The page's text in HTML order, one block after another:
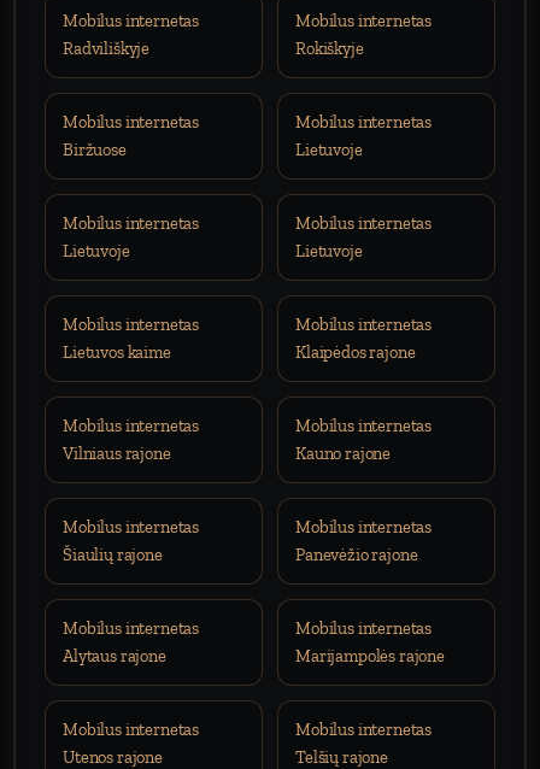
Mobilus internetas
Radviliškyje
Mobilus internetas
Rokiškyje
Mobilus internetas
Biržuose
Mobilus internetas
Lietuvoje
Mobilus internetas
Lietuvoje
Mobilus internetas
Lietuvoje
Mobilus internetas
Lietuvos kaime
Mobilus internetas
Klaipėdos rajone
Mobilus internetas
Vilniaus rajone
Mobilus internetas
Kauno rajone
Mobilus internetas
Šiaulių rajone
Mobilus internetas
Panevėžio rajone
Mobilus internetas
Alytaus rajone
Mobilus internetas
Marijampolės rajone
Mobilus internetas
Utenos rajone
Mobilus internetas
Telšių rajone